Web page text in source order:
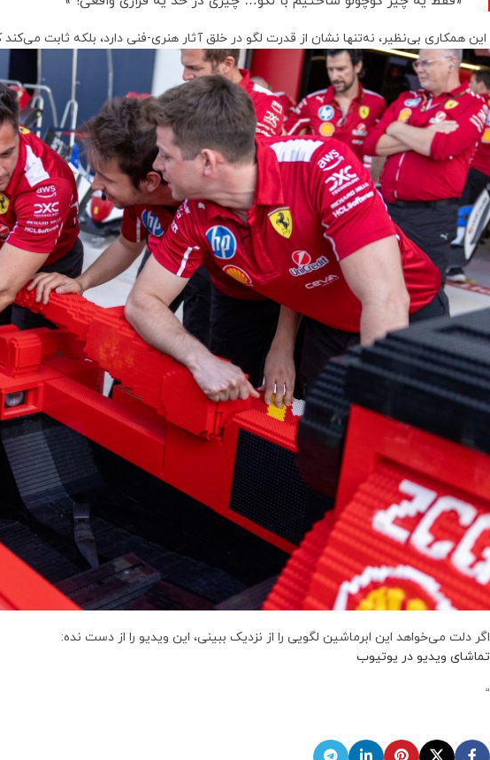
این همکاری بی‌نظیر، نه‌تنها نشان از قدرت لگو در خلق آثار هنری-فنی دارد، بلکه ثابت می‌کند
اگر دلت می‌خواهد این ابرماشین لگویی را از نزدیک ببینی، این ویدیو را از دست نده:
تماشای ویدیو در یوتیوب
“